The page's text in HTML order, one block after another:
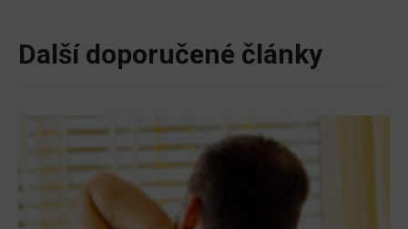
Další doporučené články